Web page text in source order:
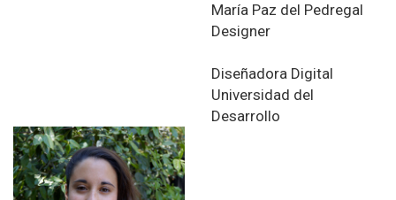
María Paz del Pedregal
Designer
Diseñadora Digital
Universidad del
Desarrollo